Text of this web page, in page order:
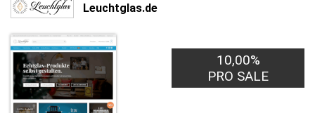
Leuchtglas.de
10,00%
PRO SALE